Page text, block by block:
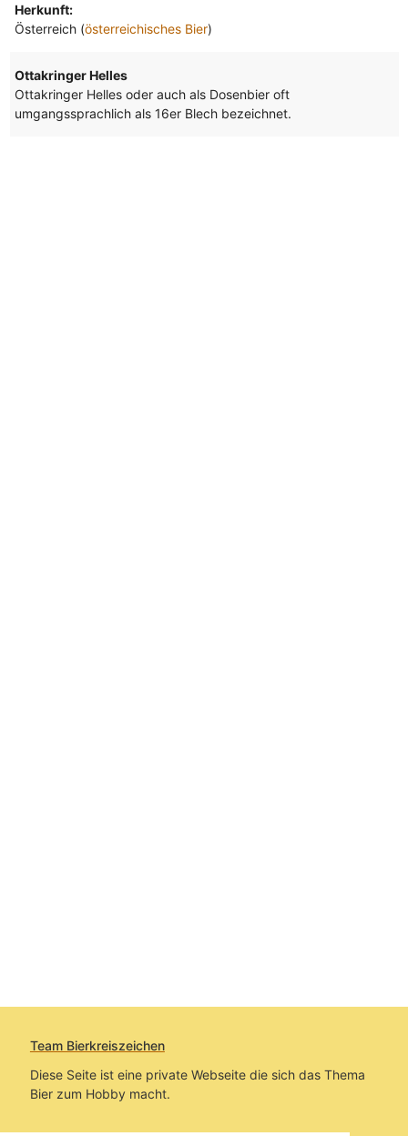
Herkunft:
Österreich (österreichisches Bier)
Ottakringer Helles
Ottakringer Helles oder auch als Dosenbier oft
umgangssprachlich als 16er Blech bezeichnet.
Team Bierkreiszeichen
Diese Seite ist eine private Webseite die sich das Thema
Bier zum Hobby macht.